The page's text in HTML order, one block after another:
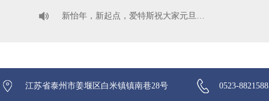
新怡年，新起点，爱特斯祝大家元旦…
江苏省泰州市姜堰区白米镇镇南巷28号 0523-